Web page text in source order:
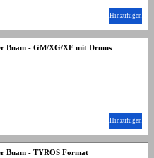
Hinzufügen
Buam - GM/XG/XF mit Drums
Hinzufügen
Buam - TYROS Format